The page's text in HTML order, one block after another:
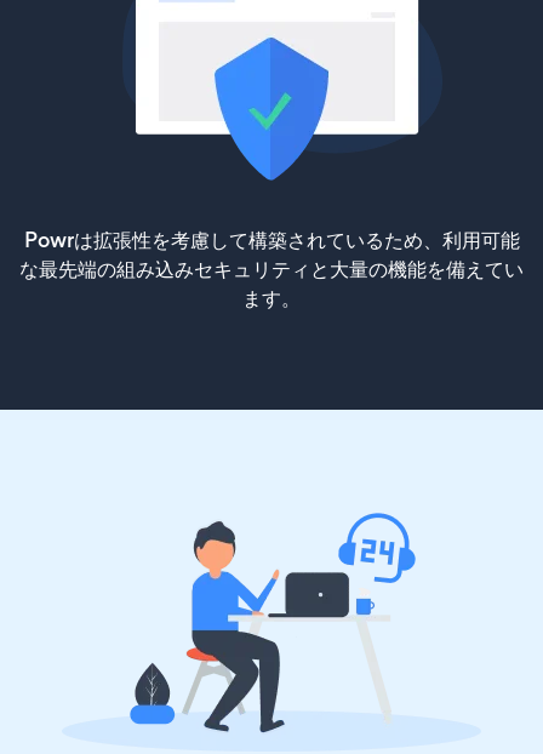
Powrは拡張性を考慮して構築されているため、利用可能
な最先端の組み込みセキュリティと大量の機能を備えてい
ます。